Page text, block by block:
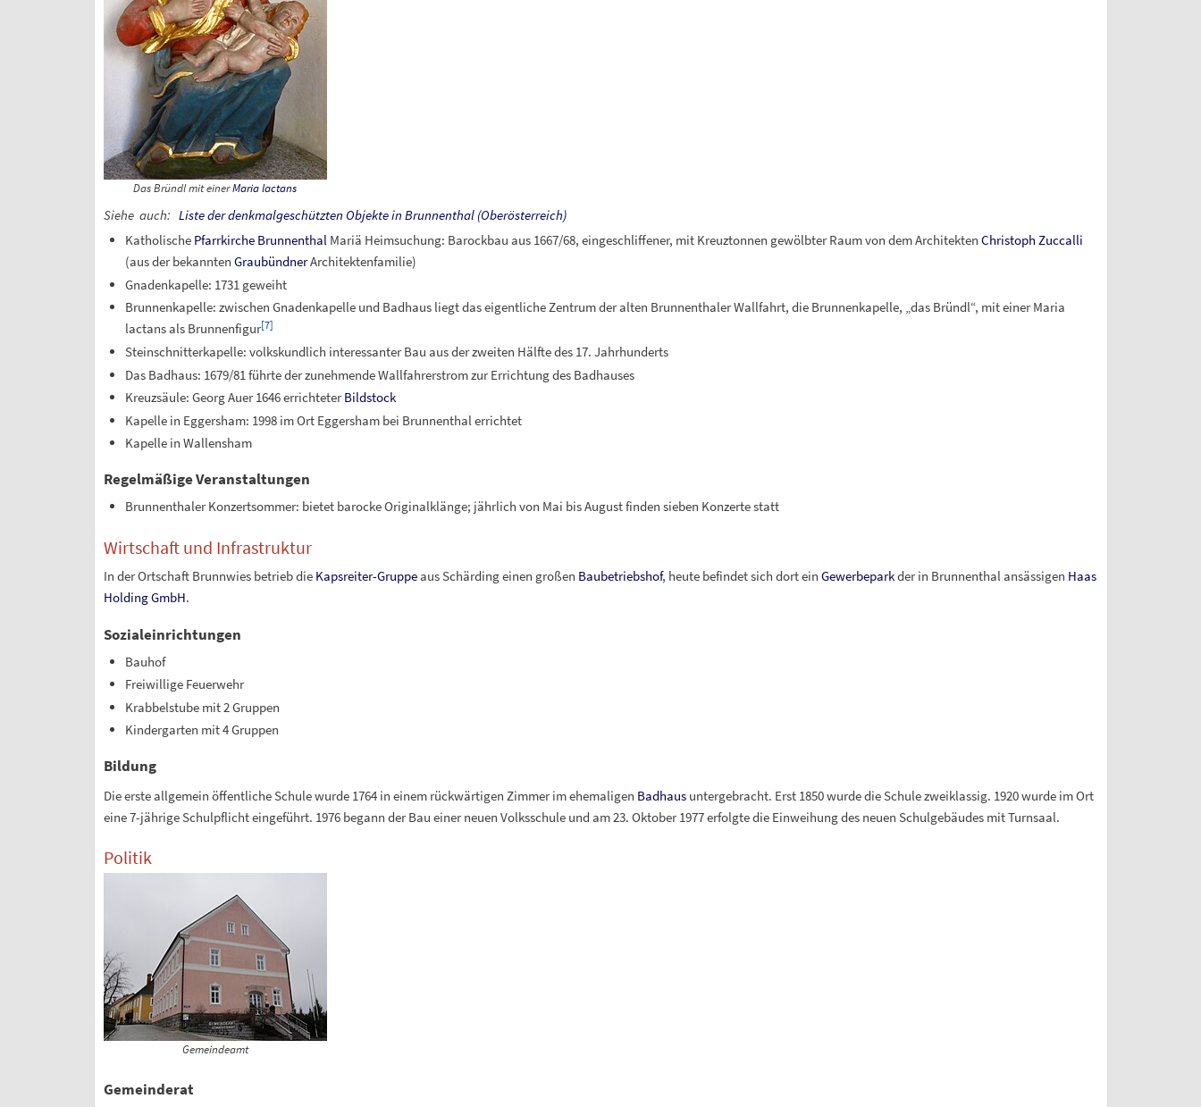
Das Bründlmit einerMaria lactans
Siehe auch: Liste der denkmalgeschützten Objekte in Brunnenthal (Oberösterreich)
Katholische Pfarrkirche Brunnenthal Mariä Heimsuchung: Barockbau aus 1667/68, eingeschliffener, mit Kreuztonnen gewölbter Raum von dem ArchitektenChristoph Zuccalli
(aus der bekanntenGraubündnerArchitektenfamilie)
Gnadenkapelle: 1731 geweiht
Brunnenkapelle: zwischen Gnadenkapelle und Badhaus liegt das eigentliche Zentrum der alten Brunnenthaler Wallfahrt, die Brunnenkapelle, „das Bründl“, mit einer Maria
lactans als Brunnenfigur[7]
Steinschnitterkapelle: volkskundlich interessanter Bau aus der zweiten Hälfte des 17. Jahrhunderts
Das Badhaus: 1679/81 führte der zunehmende Wallfahrerstrom zur Errichtung des Badhauses
Kreuzsäule: Georg Auer 1646 errichteterBildstock
Kapelle in Eggersham: 1998 im Ort Eggersham bei Brunnenthal errichtet
Kapelle in Wallensham
Regelmäßige Veranstaltungen
Brunnenthaler Konzertsommer: bietet barocke Originalklänge; jährlich von Mai bis August finden sieben Konzerte statt
Wirtschaft und Infrastruktur
In der Ortschaft Brunnwies betrieb die Kapsreiter-Gruppeaus Schärding einen großen Baubetriebshof, heute befindet sich dort ein Gewerbeparkder in Brunnenthal ansässigen Haas
Holding GmbH.
Sozialeinrichtungen
Bauhof
Freiwillige Feuerwehr
Krabbelstube mit 2 Gruppen
Kindergarten mit 4 Gruppen
Bildung
Die erste allgemein öffentliche Schule wurde 1764 in einem rückwärtigen Zimmer im ehemaligen Badhausuntergebracht. Erst 1850 wurde die Schule zweiklassig. 1920 wurde im Ort
eine 7-jährige Schulpflicht eingeführt. 1976 begann der Bau einer neuen Volksschule und am 23. Oktober 1977 erfolgte die Einweihung des neuen Schulgebäudes mit Turnsaal.
Politik
Gemeindeamt
Gemeinderat